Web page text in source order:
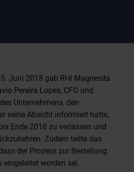
Juni 2018 gab RHI Magnesita
Pereira Lopes, CFO und
Unternehmens, den
seine Absicht informiert hatte,
Ende 2018 zu verlassen und
Zudem teilte das
der Prozess zur Bestellung
eingeleitet worden sei.